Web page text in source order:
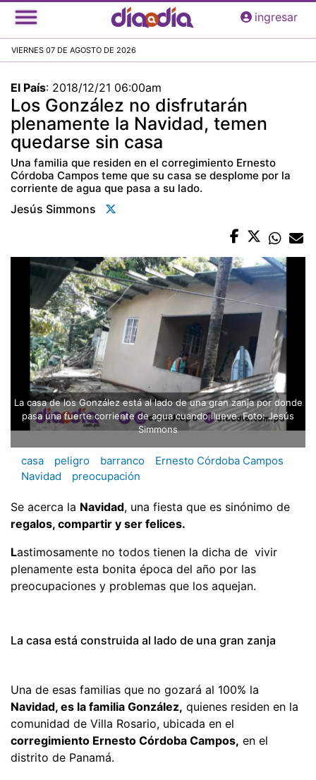
Pasar
al
principal
ingresar
VIERNES 07 DE AGOSTO DE 2026
El País: 2018/12/21 06:00am
Los González no disfrutarán
plenamente la Navidad, temen
quedarse sin casa
Una familia que residen en el corregimiento Ernesto
Córdoba Campos teme que su casa se desplome por la
corriente de agua que pasa a su lado.
Jesús Simmons
La casa de los González está al lado de una gran zanja por donde
pasa una fuerte corriente de agua cuando llueve. Foto: Jesús
Simmons
casa peligro barranco
Ernesto Córdoba Campos
Navidad
preocupación
Se acerca la Navidad, una fiesta que es sinónimo de
regalos, compartir y ser felices.
Lastimosamente no todos tienen la dicha de vivir
plenamente esta bonita época del año por las
preocupaciones y problemas que los aquejan.
La casa está construida al lado de una gran zanja
Una de esas familias que no gozará al 100% la
Navidad, es la familia González, quienes residen en la
comunidad de Villa Rosario, ubicada en el
corregimiento Ernesto Córdoba Campos, en el
distrito de Panamá.